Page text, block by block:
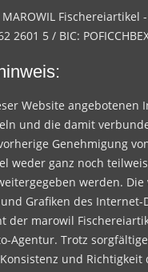
Fischereiartikel
2601 5 / BIC:
Website angebotenen
und die damit
Genehmigung
weder ganz noch
werden. Die
Grafiken des
der marowil
Agentur. Trotz
und